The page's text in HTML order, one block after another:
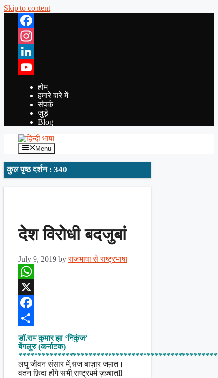
Skip to content
Facebook
Instagram
LinkedIn
YouTube
होम
हमारे बारे में
संपर्क
जुड़े
Blog
Menu
कुल पृष्ठ दर्शन : 340
देश विरोधी बदजुबां
July 9, 2019 byराजभाषा से राष्ट्रभाषा
WhatsApp
X
Facebook
Share
डॉ.राम कुमार झा ‘निकुंज’
बेंगलुरु (कर्नाटक)
लघु जीवन संसार में,सज बाज़ार जम़ात।
वतन फ़िदा होंगे सभी,राष्ट्रधर्म ज़ज़्बातll